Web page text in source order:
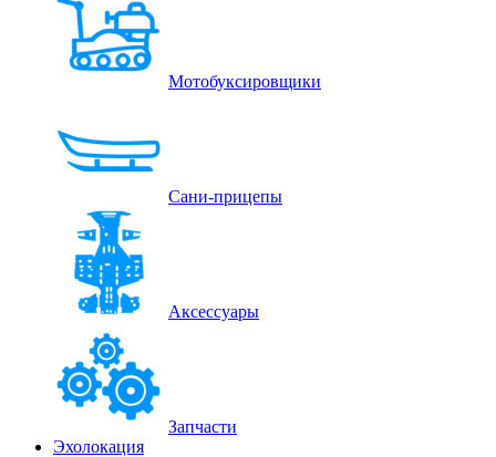
Мотобуксировщики
Сани-прицепы
Аксессуары
Запчасти
Эхолокация